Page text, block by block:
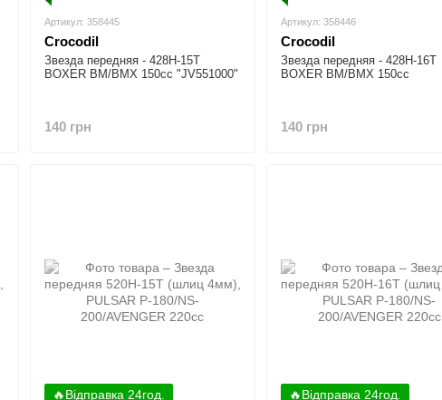
Артикул: 358445
Crocodil
Звезда передняя - 428H-15T
BOXER BM/ВМX 150cc "JV551000"
140 грн
Артикул: 358446
Crocodil
Звезда передняя - 428H-16T
BOXER BM/ВМX 150cc
140 грн
🔥Відправка 24год. 🔥Відправка 24год.